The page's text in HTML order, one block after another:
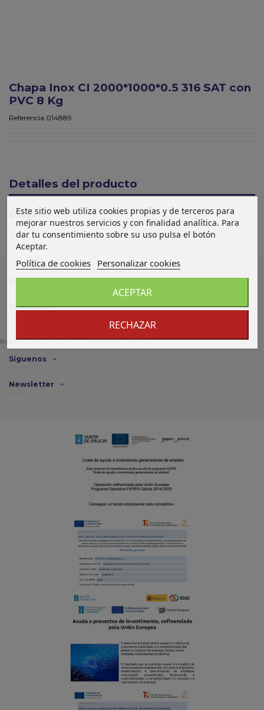
Chapa Inox CI 2000*1000*0.5 316 SAT con
PVC 8 Kg
Referencia 014889
Detalles del producto
Estado Nuevo
Contacto
Sitio protegido por reCAPTCHA.Privacidad-Términos
Este sitio web utiliza cookies propias y de terceros para
mejorar nuestros servicios y con finalidad analítica. Para
dar tu consentimiento sobre su uso pulsa el botón
Aceptar.
Política de cookies Personalizar cookies
RECHAZAR
ACEPTAR
Síguenos
Newsletter